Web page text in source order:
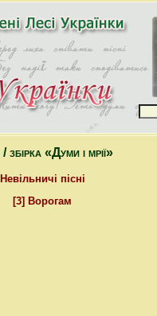
/ збірка «Думи і мрії»
Невільничі пісні
[3] Ворогам